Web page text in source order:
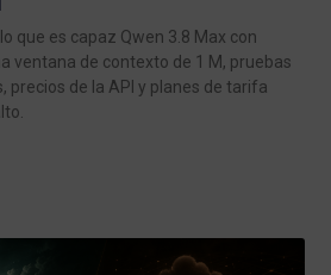
que es capaz Qwen 3.8 Max con
ventana de contexto de 1 M, pruebas
precios de la API y planes de tarifa